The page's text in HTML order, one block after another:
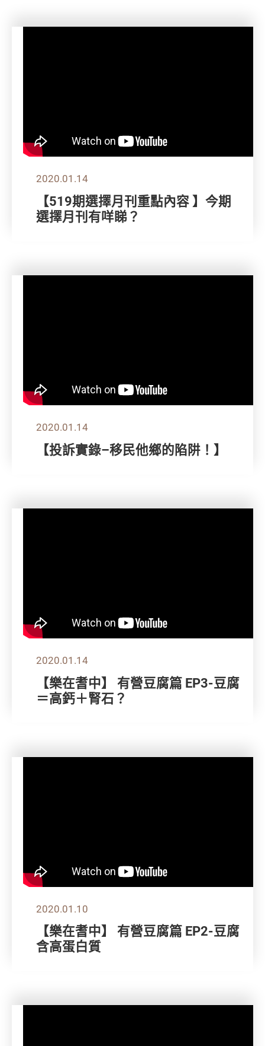
2020.01.14
【519期選擇月刊重點內容 】今期
選擇月刊有咩睇？
2020.01.14
【投訴實錄–移民他鄉的陷阱！】
2020.01.14
【樂在耆中】 有營豆腐篇 EP3-豆腐
＝高鈣＋腎石？
2020.01.10
【樂在耆中】 有營豆腐篇 EP2-豆腐
含高蛋白質